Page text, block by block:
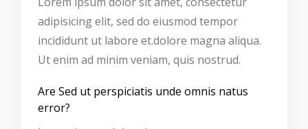
adipisicing elit, sed do eiusmod tempor
incididunt ut labore et.dolore magna aliqua.
Ut enim ad minim veniam, quis nostrud.
Are Sed ut perspiciatis unde omnis natus
error?